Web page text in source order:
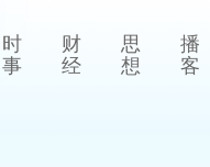
时
事
财
经
思
想
播
客